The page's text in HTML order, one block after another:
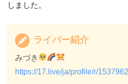
しました。
ライバー紹介
みづき
https://17.live/ja/profile/r/